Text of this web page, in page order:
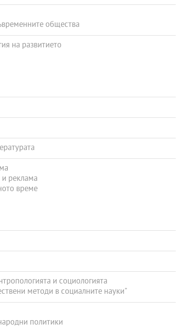
общества
на развитието
реклама
време
и социологията
методи в социалните науки"
политики